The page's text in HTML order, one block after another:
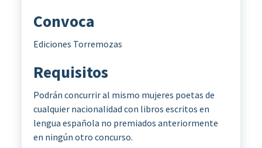
Convoca
Ediciones Torremozas
Requisitos
Podrán concurrir al mismo mujeres poetas de
cualquier nacionalidad con libros escritos en
lengua española no premiados anteriormente
en ningún otro concurso.